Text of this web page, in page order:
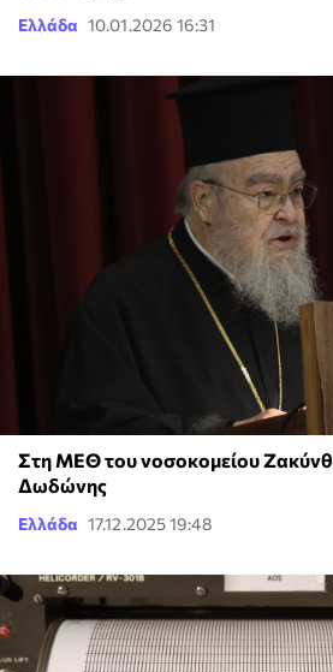
Ελλάδα 10.01.2026 16:31
Στη ΜΕΘ του νοσοκομείου
Δωδώνης
Ελλάδα 17.12.2025 19:48